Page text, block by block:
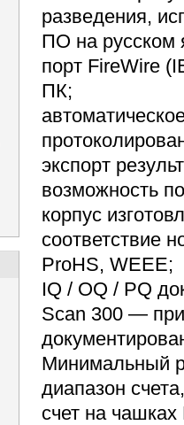
разведения,
ПО на русском
порт FireWire
ПК;
экспорт
возможность
корпус
соответствие
ProHS, WEEE;
IQ / OQ / PQ
Scan 300 —
Минимальный
диапазон
счет на